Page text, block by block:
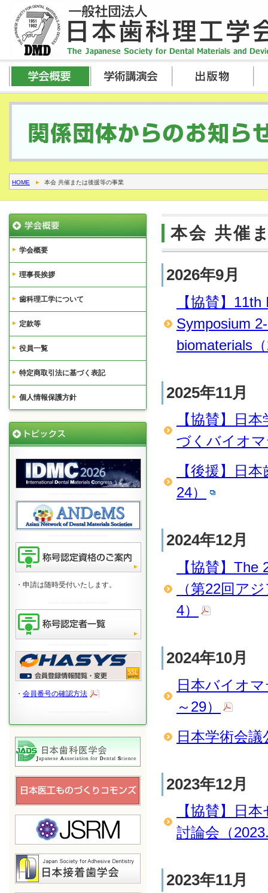
HOME 本会 共催または後援等の事業
本会 共催
2026年9月
【協賛】
Symposium
biomaterials
2025年11月
【協賛】日
づくバイオ
【後援】日
24）
2024年12月
【協賛】
（第22回ア
4）
2024年10月
日本バイオ
～29）
日本学術会
2023年12月
【協賛】日
討論会（
2023年11月
学会概要
理事長挨拶
歯科理工学について
定款等
役員一覧
特定商取引法に基づく表記
個人情報保護方針
・申請は随時受付いたします。
・ 会員番号の確認方法